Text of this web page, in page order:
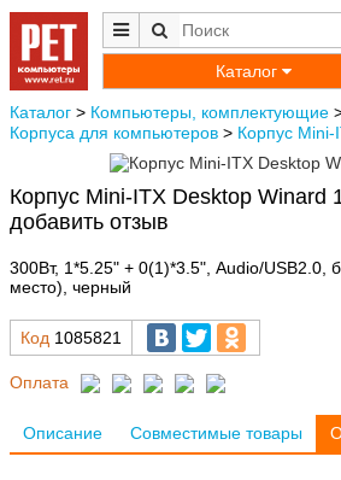
Каталог
Каталог > Компьютеры, комплектующие
Корпуса для компьютеров > Корпус
Корпус Mini-ITX Desktop Winard
добавить отзыв
300Вт, 1*5.25" + 0(1)*3.5", Audio/USB2.0,
место), черный
Код 1085821
Оплата
Описание Совместимые товары